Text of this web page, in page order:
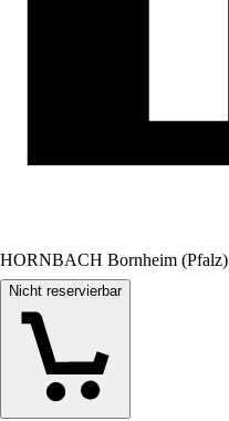
HORNBACH Bornheim (Pfalz)
Nicht reservierbar